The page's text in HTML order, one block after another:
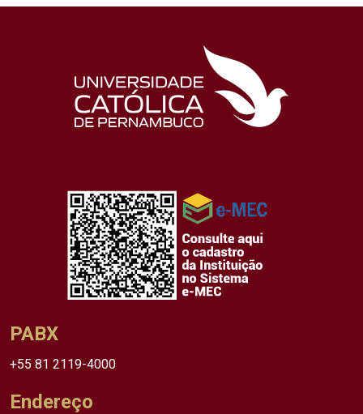
PABX
+55 81 2119-4000
Endereço